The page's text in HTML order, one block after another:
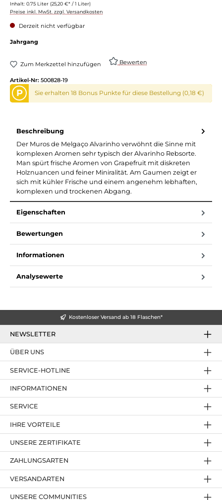
Inhalt: 0.75 Liter (25,20 €* / 1 Liter)
Preise inkl. MwSt. zzgl. Versandkosten
Derzeit nicht verfügbar
Jahrgang
Zum Merkzettel hinzufügen Bewerten
Artikel-Nr: 500828-19
P Sie erhalten 18 Bonus Punkte für diese Bestellung (0,18 €)
Beschreibung
Der Muros de Melgaço Alvarinho verwöhnt die Sinne mit
komplexen Aromen sehr typisch der Alvarinho Rebsorte.
Man spürt frische Aromen von Grapefruit mit diskreten
Holznuancen und feiner Miniralität. Am Gaumen zeigt er
sich mit kühler Frische und einem angenehm lebhaften,
komplexen und trockenen Abgang.
Eigenschaften
Bewertungen
Informationen
Analysewerte
Kostenloser Versand ab 18 Flaschen*
NEWSLETTER
SERVICE-HOTLINE
IHRE VORTEILE
ZAHLUNGSARTEN
ÜBER UNS
UNSERE ZERTIFIKATE
INFORMATIONEN
SERVICE
UNSERE COMMUNITIES
VERSANDARTEN